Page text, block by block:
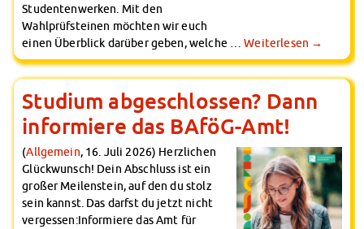
Studentenwerken. Mit den
Wahlprüfsteinen möchten wir euch
einen Überblick darüber geben, welche …Weiterlesen →
Studium abgeschlossen? Dann
informiere das BAföG-Amt!
(Allgemein, 16. Juli 2026) Herzlichen
Glückwunsch! Dein Abschluss ist ein
großer Meilenstein, auf den du stolz
sein kannst. Das darfst du jetzt nicht
vergessen:Informiere das Amt für